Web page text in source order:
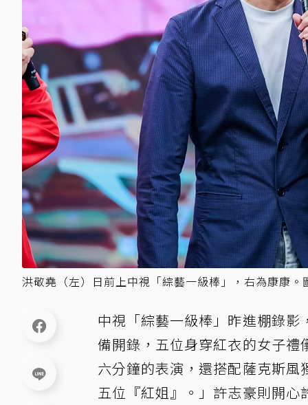
洪敬堯（左）日前上中視「綜藝一級棒」，右為康康。
中視「綜藝一級棒」昨進棚錄
備開錄，五位身穿紅衣的女子
六分鐘的表演，還搭配薩克斯
五位『紅姐』。」許志豪則開